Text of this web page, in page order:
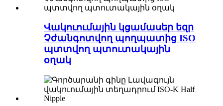
Վակուումային կցամասեր եզր
Չժանգոտվող պողպատից ISO
պտտվող պտուտակային
օղակ